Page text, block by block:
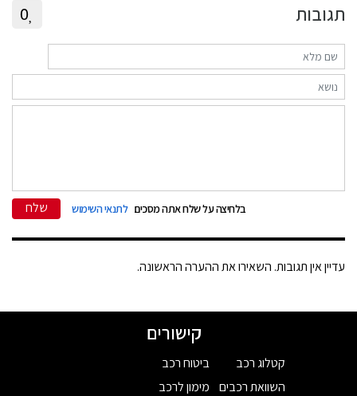
תגובות 0
בלחיצה על שלח אתה מסכים לתנאי השימוש שלח
עדיין אין תגובות. השאירו את ההערה הראשונה.
קישורים
קטלוג רכב
השוואת רכבים
ביטוח רכב
מימון לרכב